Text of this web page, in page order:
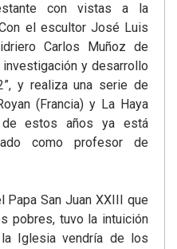
con vistas a la
el escultor José Luis
Carlos Muñoz de
y desarrollo
y realiza una serie de
(Francia) y La Haya
estos años ya está
como profesor de
Papa San Juan XXIII que
pobres, tuvo la intuición
Iglesia vendría de los